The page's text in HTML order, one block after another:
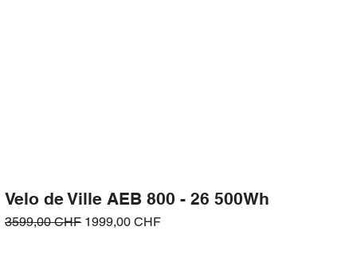
Velo de Ville AEB 800 - 26 500Wh
Prezzo regolare
3599,00 CHF Prezzo scontato
1999,00 CHF